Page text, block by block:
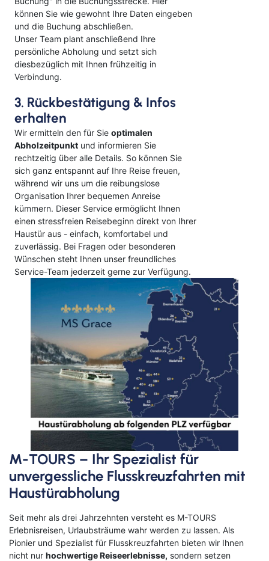
können Sie wie gewohnt Ihre Daten eingeben
und die Buchung abschließen.
Unser Team plant anschließend Ihre
persönliche Abholung und setzt sich
diesbezüglich mit Ihnen frühzeitig in
Verbindung.
3. Rückbestätigung & Infos
erhalten
Wir ermitteln den für Sie optimalen
Abholzeitpunkt und informieren Sie
rechtzeitig über alle Details. So können Sie
sich ganz entspannt auf Ihre Reise freuen,
während wir uns um die reibungslose
Organisation Ihrer bequemen Anreise
kümmern. Dieser Service ermöglicht Ihnen
einen stressfreien Reisebeginn direkt von Ihrer
Haustür aus - einfach, komfortabel und
zuverlässig. Bei Fragen oder besonderen
Wünschen steht Ihnen unser freundliches
Service-Team jederzeit gerne zur Verfügung.
M-TOURS – Ihr Spezialist für
unvergessliche Flusskreuzfahrten mit
Haustürabholung
Seit mehr als drei Jahrzehnten versteht es M-TOURS
Erlebnisreisen, Urlaubsträume wahr werden zu lassen. Als
Pionier und Spezialist für Flusskreuzfahrten bieten wir Ihnen
nicht nur hochwertige Reiseerlebnisse, sondern setzen